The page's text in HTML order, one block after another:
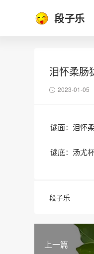
段子乐
泪怀柔肠
2023-01-05
谜面：泪怀
谜底：汤尤
段子乐
上一篇